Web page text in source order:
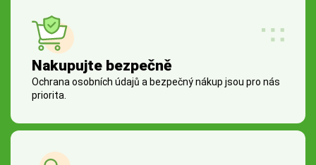
Nakupujte bezpečně
Ochrana osobních údajů a bezpečný nákup jsou pro nás
priorita.